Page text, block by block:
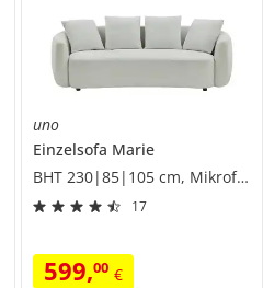
uno
Einzelsofa Marie
BHT 230|85|105 cm, Mikrofaser
17
599,00 €